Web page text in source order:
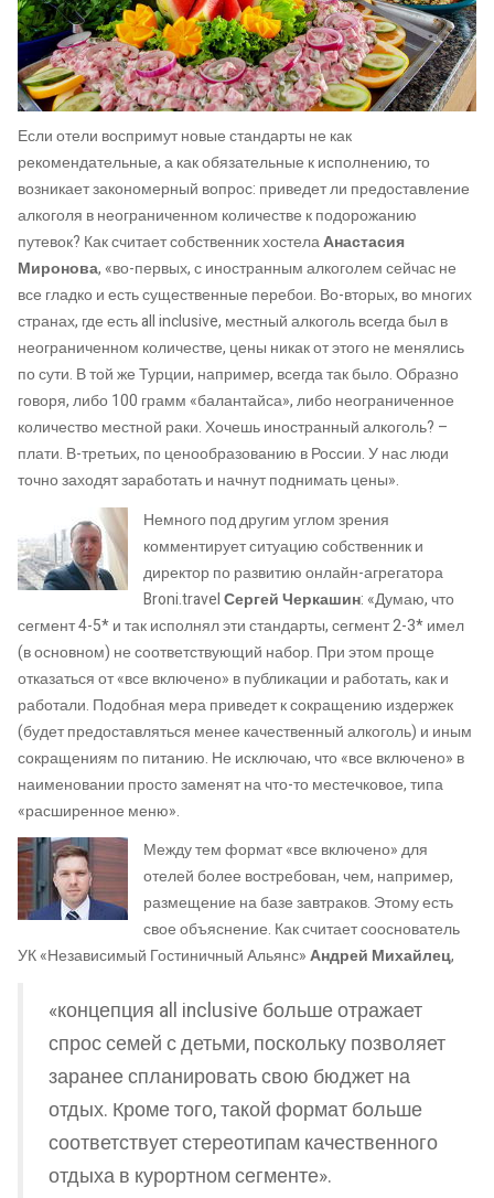
Если отели воспримут новые стандарты не как
рекомендательные, а как обязательные к исполнению, то
возникает закономерный вопрос: приведет ли предоставление
алкоголя в неограниченном количестве к подорожанию
путевок? Как считает собственник хостелаАнастасия
Миронова, «во-первых, с иностранным алкоголем сейчас не
все гладко и есть существенные перебои. Во-вторых, во многих
странах, где есть all inclusive, местный алкоголь всегда был в
неограниченном количестве, цены никак от этого не менялись
по сути. В той же Турции, например, всегда так было. Образно
говоря, либо 100 грамм «балантайса», либо неограниченное
количество местной раки. Хочешь иностранный алкоголь? –
плати. В-третьих, по ценообразованию в России. У нас люди
точно заходят заработать и начнут поднимать цены».
Немного под другим углом зрения
комментирует ситуацию собственник и
директор по развитию онлайн-агрегатора
Broni.travelСергей Черкашин: «Думаю, что
сегмент 4-5* и так исполнял эти стандарты, сегмент 2-3* имел
(в основном) не соответствующий набор. При этом проще
отказаться от «все включено» в публикации и работать, как и
работали. Подобная мера приведет к сокращению издержек
(будет предоставляться менее качественный алкоголь) и иным
сокращениям по питанию. Не исключаю, что «все включено» в
наименовании просто заменят на что-то местечковое, типа
«расширенное меню».
Между тем формат «все включено» для
отелей более востребован, чем, например,
размещение на базе завтраков. Этому есть
свое объяснение. Как считает сооснователь
УК «Независимый Гостиничный Альянс»Андрей Михайлец,
«концепция all inclusive больше отражает
спрос семей с детьми, поскольку позволяет
заранее спланировать свою бюджет на
отдых. Кроме того, такой формат больше
соответствует стереотипам качественного
отдыха в курортном сегменте».